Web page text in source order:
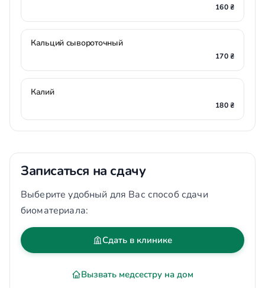
160 ₴
Кальций сывороточный
170 ₴
Калий
180 ₴
Записаться на сдачу
Выберите удобный для Вас способ сдачи
биоматериала:
Сдать в клинике
Вызвать медсестру на дом